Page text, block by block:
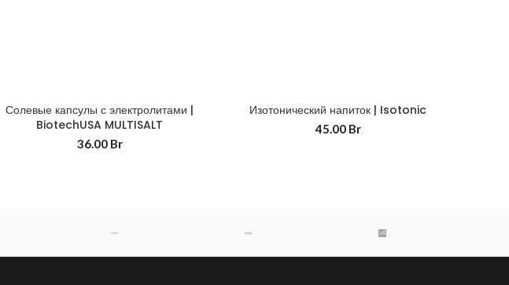
Солевые капсулы с электролитами |
BiotechUSA MULTISALT
36.00 Br
Изотонический напиток | Isotonic
45.00 Br